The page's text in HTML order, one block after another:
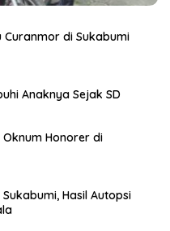
Curanmor di Sukabumi
Anaknya Sejak SD
Honorer di
Hasil Autopsi